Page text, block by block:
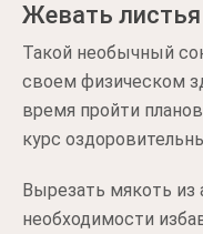
Жевать листья
Такой необычный
своем физическом
время пройти
курс
Вырезать мякоть из
необходимости